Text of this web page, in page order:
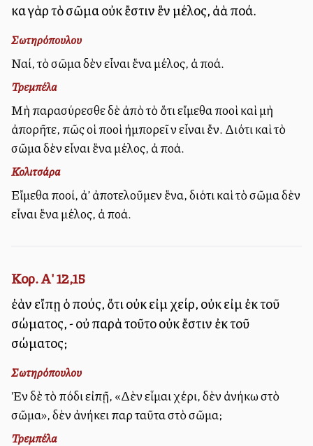
καὶ γὰρ τὸ σῶμα οὐκ ἔστιν ἓν μέλος, ἀλλὰ πολλά.
Σωτηρόπουλου
Ναί, τὸ σῶμα δὲν εἶναι ἕνα μέλος, ἀλλὰ πολλά.
Τρεμπέλα
Μὴ παρασύρεσθε δὲ ἀπὸ τὸ ὅτι εἴμεθα πολλοὶ καὶ μὴ
ἀπορῆτε, πῶς οἱ πολλοὶ ἠμπορεῖ νὰ εἶναι ἕν. Διότι καὶ τὸ
σῶμα δὲν εἶναι ἕνα μέλος, ἀλλὰ πολλά.
Κολιτσάρα
Εἴμεθα πολλοί, ἀλλ’ ἀποτελοῦμεν ἕνα, διότι καὶ τὸ σῶμα δὲν
εἶναι ἕνα μέλος, ἀλλὰ πολλά.
Κορ. Α' 12,15
ἐὰν εἴπῃ ὁ πούς, ὅτι οὐκ εἰμὶ χείρ, οὐκ εἰμὶ ἐκ τοῦ
σώματος, - οὐ παρὰ τοῦτο οὐκ ἔστιν ἐκ τοῦ
σώματος;
Σωτηρόπουλου
Ἐὰν δὲ τὸ πόδι εἰπῇ, «Δὲν εἶμαι χέρι, δὲν ἀνήκω στὸ
σῶμα», δὲν ἀνήκει παρὰ ταῦτα στὸ σῶμα;
Τρεμπέλα